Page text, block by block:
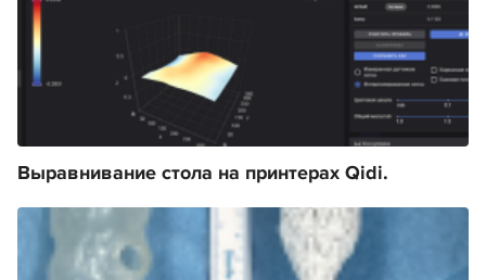
Выравнивание стола на принтерах Qidi.